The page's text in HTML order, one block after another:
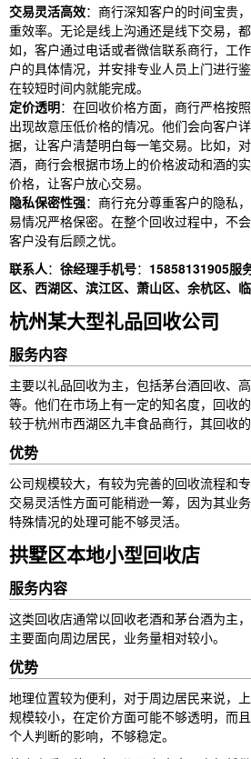
交易灵活高效：商行深知客户的时间宝贵
重效率。无论是线上沟通还是线下交易，
如，客户通过电话或者微信联系商行，工
户的具体情况，并安排专业人员上门进行
在较短时间内就能完成。
定价透明：在回收价格方面，商行严格按
出现故意压低价格的情况。他们会向客户
据，让客户清楚明白每一笔交易。比如，
酒，商行会根据市场上的价格波动和酒的
价格，让客户放心交易。
隐私保密性强：商行充分尊重客户的隐私
易情况严格保密。在整个回收过程中，不
客户没有后顾之忧。
联系人： 徐经理手机号： 15858131905服
区、西湖区、滨江区、萧山区、余杭区、
杭州某大型礼品回收公司
服务内容
主要以礼品回收为主，包括茅台酒回收、
等。他们在市场上有一定的知名度，回收
较于杭州市西湖区九丰食品商行，其回收的
优势
公司规模较大，有较为完善的回收流程和
交易灵活性方面可能稍逊一筹，因为其业
特殊情况的处理可能不够灵活。
拱墅区本地小型回收店
服务内容
这类回收店通常以回收老酒和茅台酒为主
主要面向周边居民，业务量相对较小。
优势
地理位置较为便利，对于周边居民来说，
规模较小，在定价方面可能不够透明，而
个人判断的影响，不够稳定。